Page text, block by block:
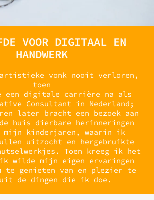
VOOR DIGITAAL EN
HANDWERK
vonk nooit verloren,
toen
een digitale carrière na als
Consultant in Nederland;
later bracht een bezoek aan
huis dierbare herinneringen
mijn kinderjaren, waarin ik
uitzocht en hergebruikte
Toen kreeg ik het
wilde mijn eigen ervaringen
te genieten van en plezier te
de dingen die ik doe.